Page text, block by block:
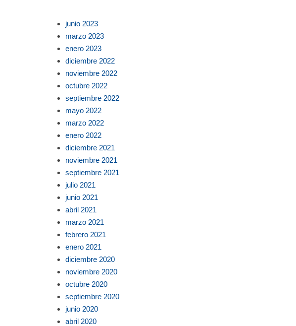
junio 2023
marzo 2023
enero 2023
diciembre 2022
noviembre 2022
octubre 2022
septiembre 2022
mayo 2022
marzo 2022
enero 2022
diciembre 2021
noviembre 2021
septiembre 2021
julio 2021
junio 2021
abril 2021
marzo 2021
febrero 2021
enero 2021
diciembre 2020
noviembre 2020
octubre 2020
septiembre 2020
junio 2020
abril 2020